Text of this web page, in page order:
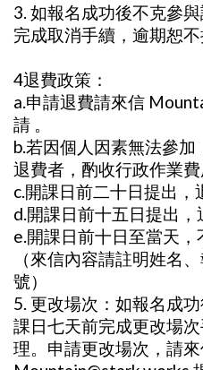
3. 如報名成功後不克參
完成取消手續，逾期恕不
4退費政策：
a.申請退費請來信
請 。
b.若因個人因素無法參
退費者，酌收行政作業費
c.開課日前二十日提出，
d.開課日前十五日提出，
e.開課日前十日至當天，
（來信內容請註明姓名
號）
5. 更改場次：如報名成
課日七天前完成更改場
理。申請更改場次，請